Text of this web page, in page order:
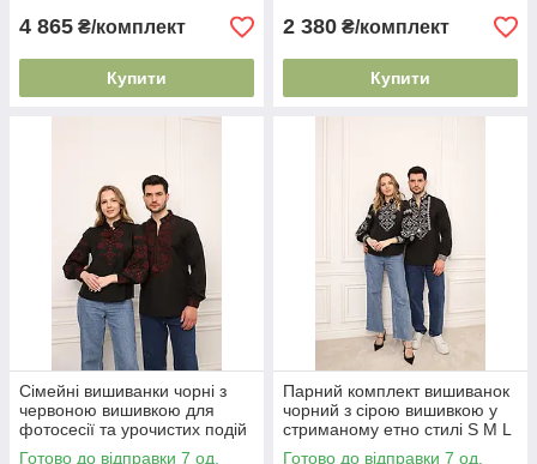
4 865 ₴/комплект
Купити
2 380 ₴/комплект
Купити
Сімейні вишиванки чорні з
червоною вишивкою для
фотосесії та урочистих подій
S M L XL XXL
Готово до відправки 7 од.
Парний комплект вишиванок
чорний з сірою вишивкою у
стриманому етно стилі S M L
XL XXL
Готово до відправки 7 од.